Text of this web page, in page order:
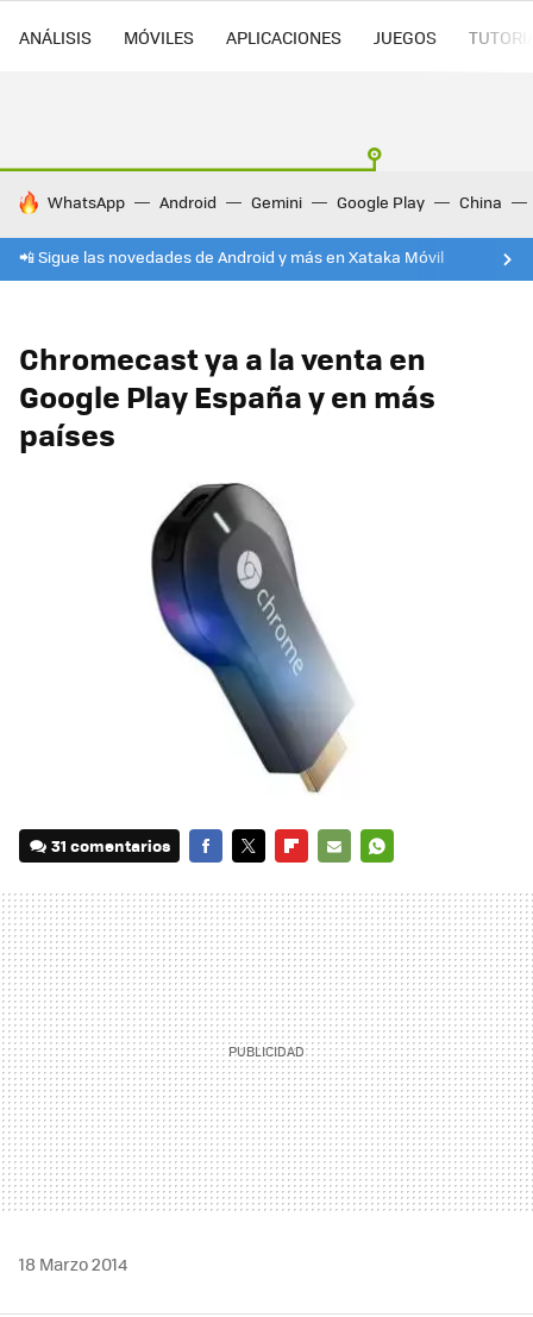
ANÁLISIS MÓVILES APLICACIONES JUEGOS
HOY SE HABLA DE
WhatsApp Android Gemini Google Play China
📲 Sigue las novedades de Android y más en Xataka Móvil
Chromecast ya a la venta en
Google Play España y en más
países
31 comentarios
MAIL
18 Marzo 2014